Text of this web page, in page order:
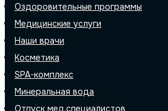
Оздоровительные программы
Медицинские услуги
Наши врачи
Косметика
SPA-комплекс
Минеральная вода
Отпуск мед.специалистов